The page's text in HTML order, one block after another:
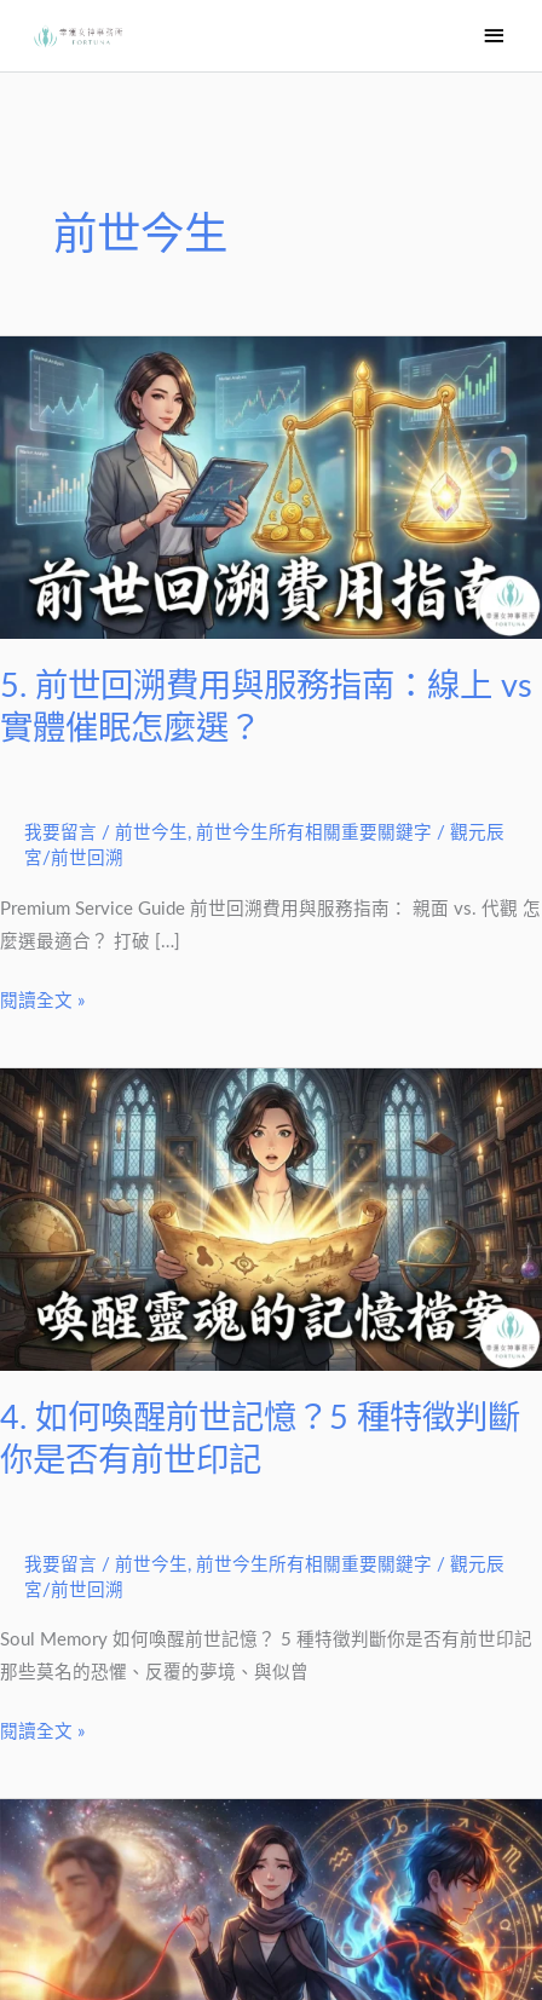
要
前世今生
5. 前世回溯費用與服務指南：線上 vs
實體催眠怎麼選？
我要留言 / 前世今生 , 前世今生所有相關重要關鍵字 / 觀元辰
宮/前世回溯
Premium Service Guide 前世回溯費用與服務指南： 親面 vs. 代觀 怎
麼選最適合？ 打破 […]
回
費
用
與
指
南：
線
催
眠
麼
閱讀全文 »
4. 如何喚醒前世記憶？5 種特徵判斷
你是否有前世印記
我要留言 / 前世今生 , 前世今生所有相關重要關鍵字 / 觀元辰
宮/前世回溯
Soul Memory 如何喚醒前世記憶？ 5 種特徵判斷你是否有前世印記
那些莫名的恐懼、反覆的夢境、與似曾
4.
如
何
喚
醒
前
世
記
憶？
5
種
特
徵
否
有
世
記
閱讀全文 »
3.
魂
伴
侶
與